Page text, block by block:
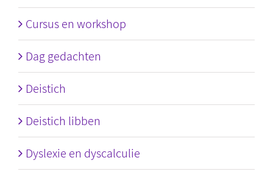
Cursus en workshop
Dag gedachten
Deistich
Deistich libben
Dyslexie en dyscalculie